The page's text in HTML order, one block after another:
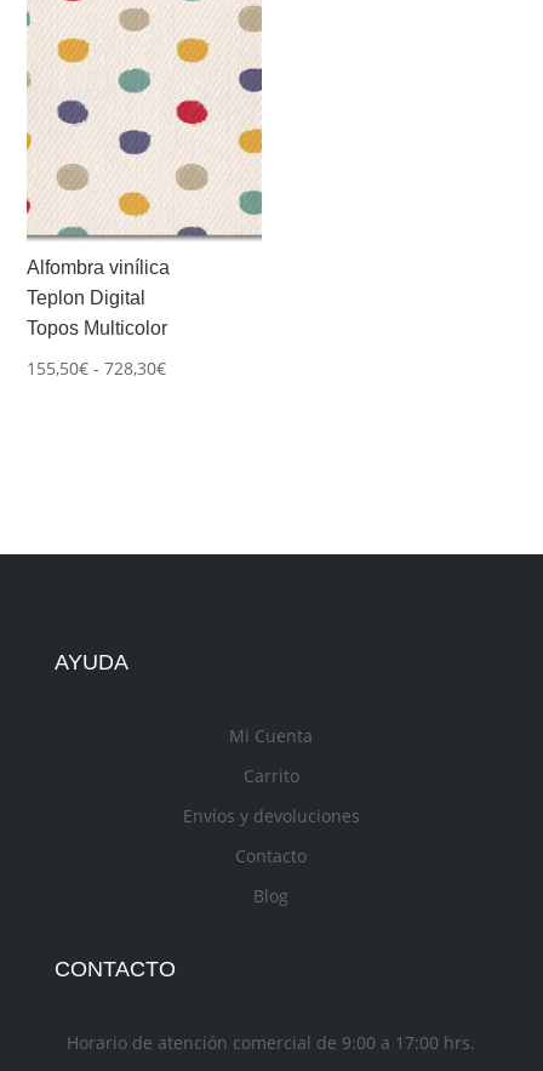
hasta
728,30€
Alfombra vinílica
Teplon Digital
Topos Multicolor
155,50€ - 728,30€Rango
728,30€
AYUDA
Mi Cuenta
Carrito
Envíos y devoluciones
Contacto
Blog
CONTACTO
Horario de atención comercial de 9:00 a 17:00 hrs.